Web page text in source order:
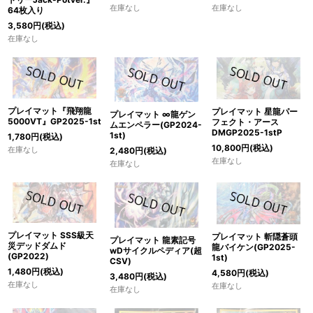
64枚入り
3,580円(税込)
在庫なし
在庫なし 在庫なし
プレイマット『飛翔龍
5000VT』GP2025-1st
1,780円(税込)
在庫なし
プレイマット ∞龍ゲン
ムエンペラー(GP2024-
1st)
2,480円(税込)
在庫なし
プレイマット 星龍パー
フェクト・アース
DMGP2025-1stP
10,800円(税込)
在庫なし
プレイマット SSS級天
災デッドダムド
(GP2022)
1,480円(税込)
在庫なし
プレイマット 龍素記号
wDサイクルペディア(超
CSV)
3,480円(税込)
在庫なし
プレイマット 斬隠蒼頭
龍バイケン(GP2025-
1st)
4,580円(税込)
在庫なし